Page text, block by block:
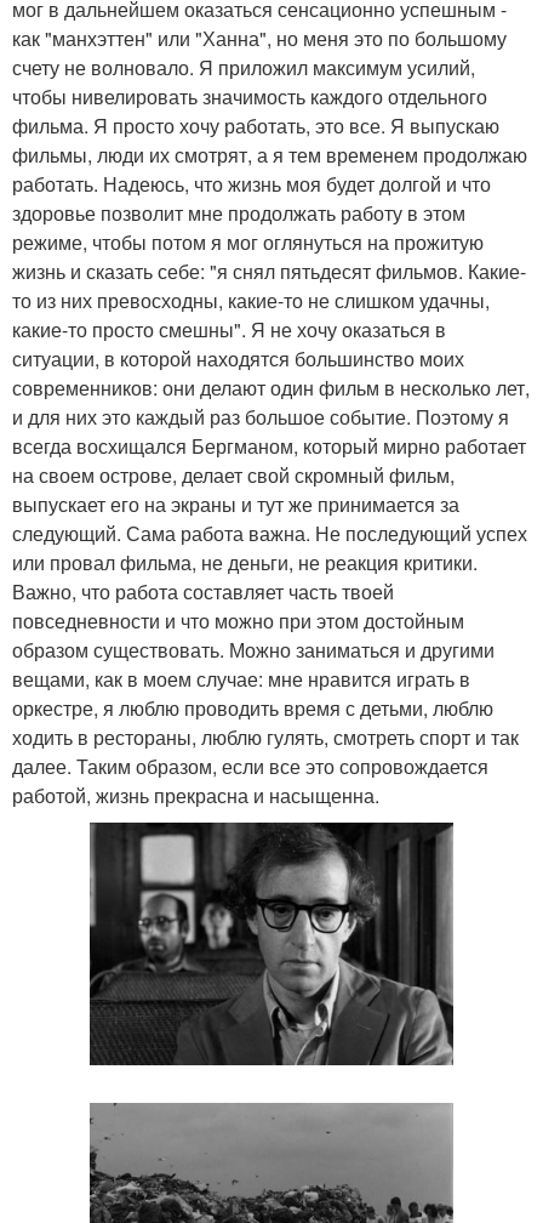
мог в дальнейшем оказаться сенсационно успешным -
как "манхэттен" или "Ханна", но меня это по большому
счету не волновало. Я приложил максимум усилий,
чтобы нивелировать значимость каждого отдельного
фильма. Я просто хочу работать, это все. Я выпускаю
фильмы, люди их смотрят, а я тем временем продолжаю
работать. Надеюсь, что жизнь моя будет долгой и что
здоровье позволит мне продолжать работу в этом
режиме, чтобы потом я мог оглянуться на прожитую
жизнь и сказать себе: "я снял пятьдесят фильмов. Какие-
то из них превосходны, какие-то не слишком удачны,
какие-то просто смешны". Я не хочу оказаться в
ситуации, в которой находятся большинство моих
современников: они делают один фильм в несколько лет,
и для них это каждый раз большое событие. Поэтому я
всегда восхищался Бергманом, который мирно работает
на своем острове, делает свой скромный фильм,
выпускает его на экраны и тут же принимается за
следующий. Сама работа важна. Не последующий успех
или провал фильма, не деньги, не реакция критики.
Важно, что работа составляет часть твоей
повседневности и что можно при этом достойным
образом существовать. Можно заниматься и другими
вещами, как в моем случае: мне нравится играть в
оркестре, я люблю проводить время с детьми, люблю
ходить в рестораны, люблю гулять, смотреть спорт и так
далее. Таким образом, если все это сопровождается
работой, жизнь прекрасна и насыщенна.